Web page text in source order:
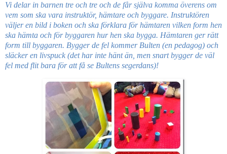
Vi delar in barnen tre och tre och de får själva komma överens om
vem som ska vara instruktör, hämtare och byggare. Instruktören
väljer en bild i boken och ska förklara för hämtaren vilken form hen
ska hämta och för byggaren hur hen ska bygga. Hämtaren ger rätt
form till byggaren. Bygger de fel kommer Bulten (en pedagog) och
släcker en livspuck (det har inte hänt än, men snart bygger de väl
fel med flit bara för att få se Bultens segerdans)!